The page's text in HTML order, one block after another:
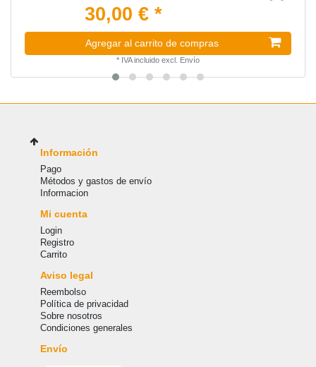
30,00 € *
Agregar al carrito de compras
* IVA incluido excl. Envío
Información
Pago
Métodos y gastos de envío
Informacion
Mi cuenta
Login
Registro
Carrito
Aviso legal
Reembolso
Política de privacidad
Sobre nosotros
Condiciones generales
Envío